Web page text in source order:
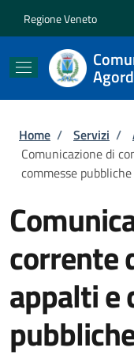
Regione Veneto
Briciole di
Home / Servizi /
Comunicazione di
commesse pubbliche
corrente
appalti e